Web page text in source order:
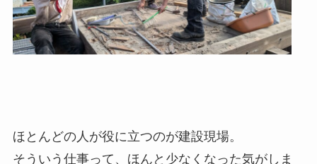
ほとんどの人が役に立つのが建設現場。
そういう仕事って、ほんと少なくなった気がしま